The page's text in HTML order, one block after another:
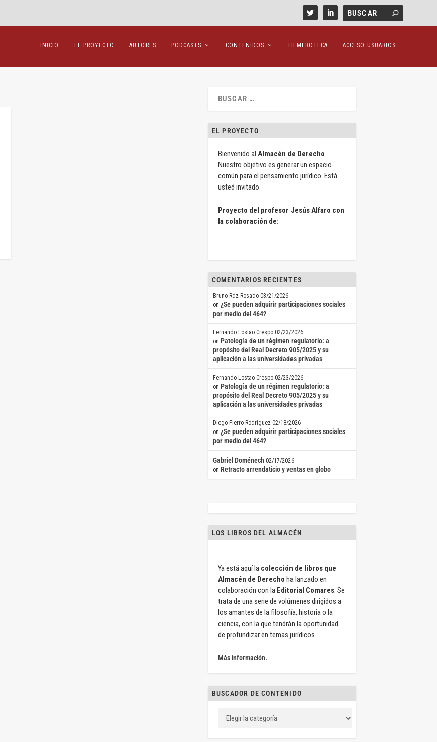
INICIO EL PROYECTO AUTORES PODCASTS CONTENIDOS HEMEROTECA ACCESO USUARIOS
EL PROYECTO
Bienvenido al Almacén de Derecho.
Nuestro objetivo es generar un espacio
común para el pensamiento jurídico. Está
usted invitado.
Proyecto del profesor Jesús Alfaro con
la colaboración de:
COMENTARIOS RECIENTES
Bruno Rdz-Rosado 03/21/2026
on ¿Se pueden adquirir participaciones sociales
por medio del 464?
Fernando Lostao Crespo 02/23/2026
on Patología de un régimen regulatorio: a
propósito del Real Decreto 905/2025 y su
aplicación a las universidades privadas
Fernando Lostao Crespo 02/23/2026
on Patología de un régimen regulatorio: a
propósito del Real Decreto 905/2025 y su
aplicación a las universidades privadas
Diego Fierro Rodríguez 02/18/2026
on ¿Se pueden adquirir participaciones sociales
por medio del 464?
Gabriel Doménech 02/17/2026
on Retracto arrendaticio y ventas en globo
LOS LIBROS DEL ALMACÉN
Ya está aquí la colección de libros que
Almacén de Derecho ha lanzado en
colaboración con la Editorial Comares. Se
trata de una serie de volúmenes dirigidos a
los amantes de la filosofía, historia o la
ciencia, con la que tendrán la oportunidad
de profundizar en temas jurídicos.
Más información.
BUSCADOR DE CONTENIDO